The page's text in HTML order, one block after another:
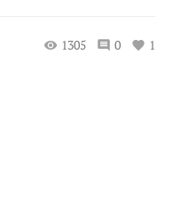
1305 0 1